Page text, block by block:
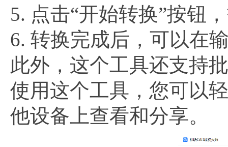
5. 点击“开始转换”按钮
6. 转换完成后，可以在
此外，这个工具还支持
使用这个工具，您可以
他设备上查看和分享。